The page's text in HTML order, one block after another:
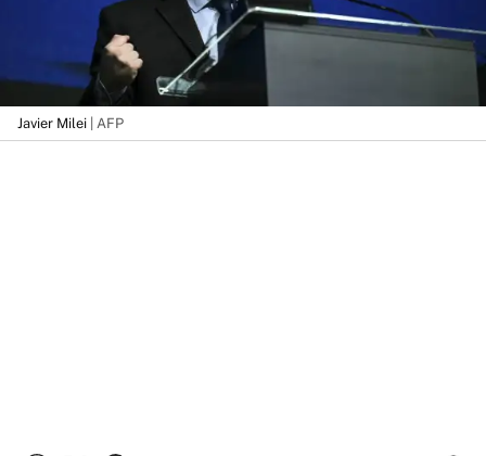
Javier Milei | AFP